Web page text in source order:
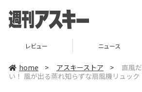
レビュー ニュース
home > アスキーストア >
直風
い！ 風が出る蒸れ知らずな扇風機リュック